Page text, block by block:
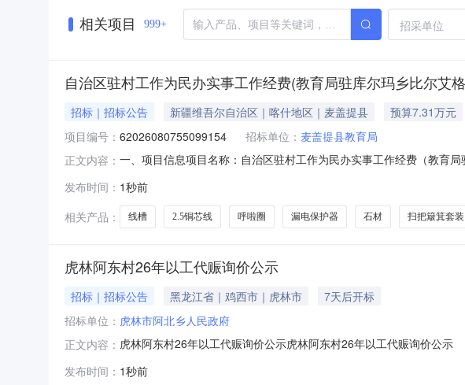
相关项目 999+ 招采单位
自治区驻村工作为民办实事工作经费(教育局驻库尔玛乡比尔艾
招标｜招标公告 新疆维吾尔自治区｜喀什地区｜麦盖提县 预算7.31万元
项目编号： 62026080755099154 招标单位： 麦盖提县教育局
正文内容： 一、项目信息项目名称：自治区驻村工作为民办实事工作经费（教育
府采购法》第二十二条的规定。二、采购需求清单商品名称参数要求
发布时间： 1秒前
相关产品：
线槽 2.5铜芯线 呼啦圈 漏电保护器 石材 扫把簸箕套装
虎林阿东村26年以工代赈询价公示
招标｜招标公告 黑龙江省｜鸡西市｜虎林市
7天后开标
招标单位： 虎林市阿北乡人民政府
正文内容： 虎林阿东村26年以工代赈询价公示虎林阿东村26年以工代赈询价公示
发布时间： 1秒前